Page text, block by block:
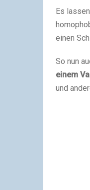
Es
einen
So nun
einem
und